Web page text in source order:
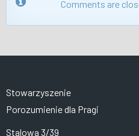
Comments are
Stowarzyszenie
Porozumienie dla Pragi
Stalowa 3/39